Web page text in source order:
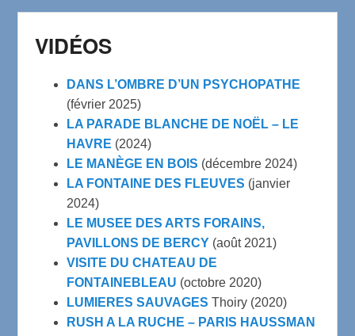
VIDÉOS
DANS L’OMBRE D’UN PSYCHOPATHE
(février 2025)
LA PARADE BLANCHE DE NOËL – LE
HAVRE (2024)
LE MANÈGE EN BOIS (décembre 2024)
LA FONTAINE DES FLEUVES (janvier
2024)
LE MUSEE DES ARTS FORAINS,
PAVILLONS DE BERCY (août 2021)
VISITE DU CHATEAU DE
FONTAINEBLEAU (octobre 2020)
LUMIERES SAUVAGES Thoiry (2020)
RUSH A LA RUCHE – PARIS HAUSSMAN